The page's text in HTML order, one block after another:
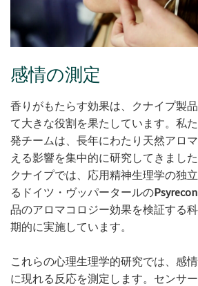
感情の測定
香りがもたらす効果は、クナイプ製
て大きな役割を果たしています。私
発チームは、長年にわたり天然アロ
える影響を集中的に研究してきました
クナイプでは、応用精神生理学の独
るドイツ・ヴッパータールのPsyrecon
品のアロマコロジー効果を検証する
期的に実施しています。
これらの心理生理学的研究では、感
に現れる反応を測定します。センサ